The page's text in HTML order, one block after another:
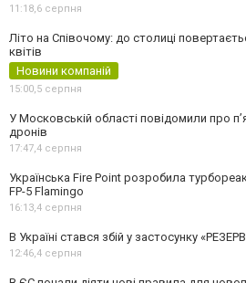
11:18,6 серпня
Літо на Співочому: до столиці
квітів
Новини компаній
15:00,5 серпня
У Московській області повідомили про
дронів
17:47,4 серпня
Українська Fire Point розробила
FP-5 Flamingo
16:13,4 серпня
В Україні стався збій у застосунку
12:46,4 серпня